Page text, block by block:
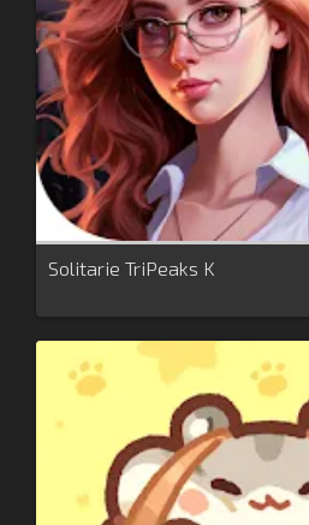
Solitarie TriPeaks K